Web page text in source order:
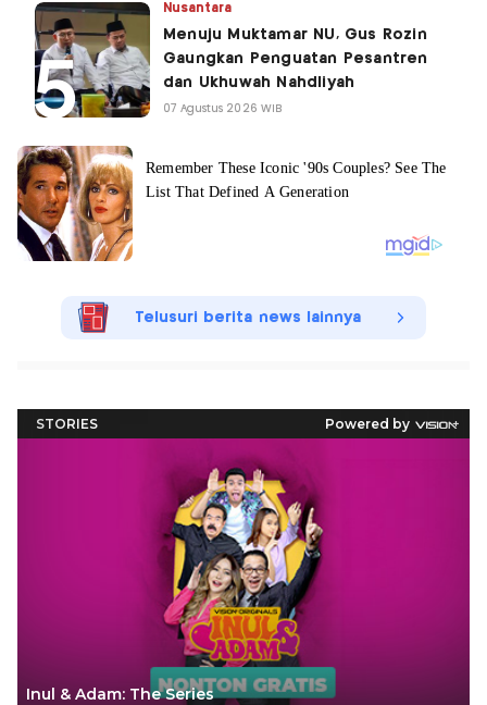
Nusantara
Menuju Muktamar NU, Gus Rozin
Gaungkan Penguatan Pesantren
dan Ukhuwah Nahdliyah
07 Agustus 2026 WIB
Telusuri berita news lainnya